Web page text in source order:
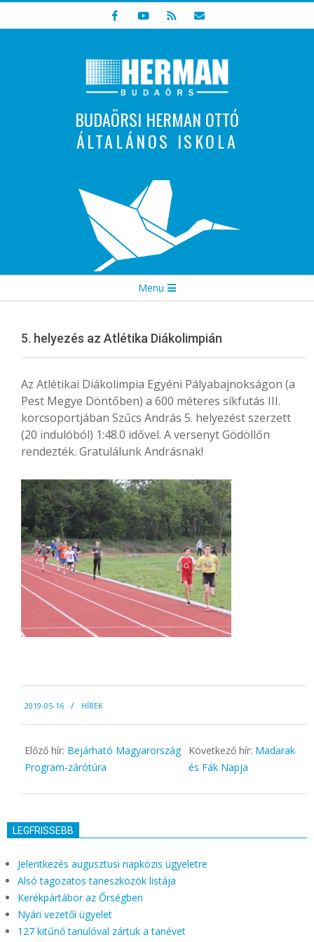
to
BUDAÖRSI HERMAN OTTÓ
ÁLTALÁNOS ISKOLA
Indulunk! Hamarosan újraindul oldalunk!
Menu
5. helyezés az Atlétika Diákolimpián
Az Atlétikai Diákolimpia Egyéni Pályabajnokságon (a
Pest Megye Döntőben) a 600 méteres síkfutás III.
korcsoportjában Szűcs András 5. helyezést szerzett
(20 indulóból) 1:48.0 idővel. A versenyt Gödöllőn
rendezték. Gratulálunk Andrásnak!
05-
16
2019-05-16 HÍREK
Előző hír: Bejárható Magyarország
Program-zárótúra
Következő hír: Madarak
és Fák Napja
LEGFRISSEBB
Jelentkezés augusztusi napközis ügyeletre
Alsó tagozatos taneszközök listája
Kerékpártábor az Őrségben
Nyári vezetői ügyelet
127 kitűnő tanulóval zártuk a tanévet